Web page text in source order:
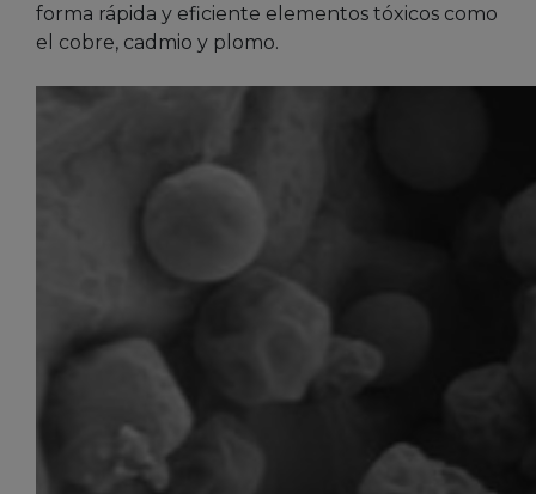
forma rápida y eficiente elementos tóxicos como
el cobre, cadmio y plomo.